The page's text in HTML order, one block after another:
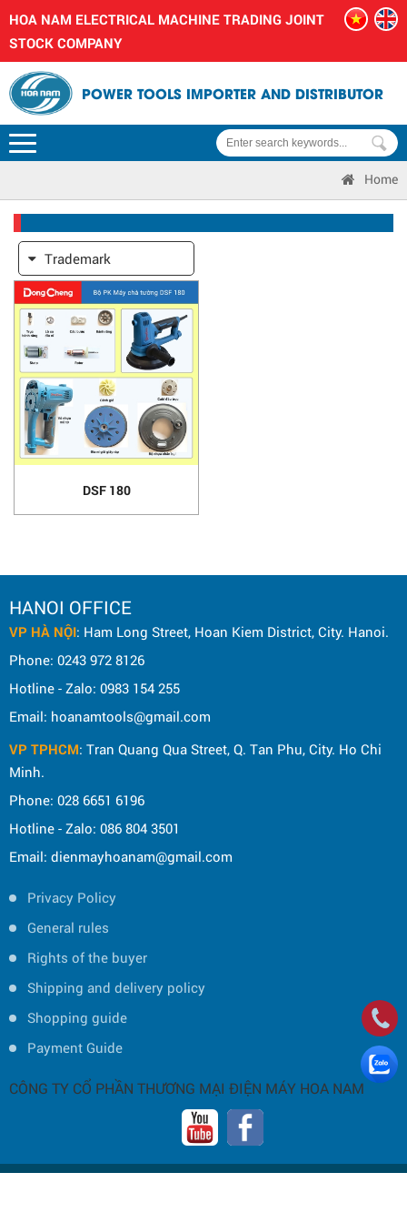
HOA NAM ELECTRICAL MACHINE TRADING JOINT
STOCK COMPANY
POWER TOOLS IMPORTER AND DISTRIBUTOR
Home
Trademark
DSF 180
HANOI OFFICE
VP HÀ NỘI: Ham Long Street, Hoan Kiem District, City. Hanoi.
Phone: 0243 972 8126
Hotline - Zalo: 0983 154 255
Email: hoanamtools@gmail.com
VP TPHCM: Tran Quang Qua Street, Q. Tan Phu, City. Ho Chi
Minh.
Phone: 028 6651 6196
Hotline - Zalo: 086 804 3501
Email: dienmayhoanam@gmail.com
Privacy Policy
General rules
Rights of the buyer
Shipping and delivery policy
Shopping guide
Payment Guide
CÔNG TY CỔ PHẦN THƯƠNG MẠI ĐIỆN MÁY HOA NAM